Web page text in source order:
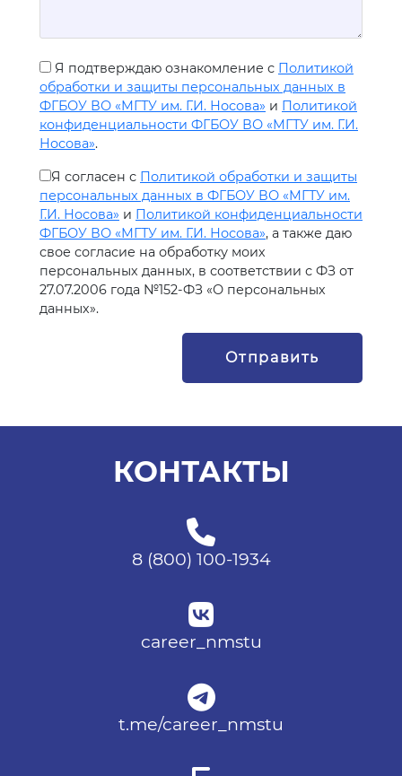
Я подтверждаю ознакомление с Политикой
обработки и защиты персональных данных в
ФГБОУ ВО «МГТУ им. Г.И. Носова» и Политикой
конфиденциальности ФГБОУ ВО «МГТУ им. Г.И.
Носова».
Я согласен с Политикой обработки и защиты
персональных данных в ФГБОУ ВО «МГТУ им.
Г.И. Носова» и Политикой конфиденциальности
ФГБОУ ВО «МГТУ им. Г.И. Носова», а также даю
свое согласие на обработку моих
персональных данных, в соответствии с ФЗ от
27.07.2006 года №152-ФЗ «О персональных
данных».
КОНТАКТЫ
8 (800) 100-1934
career_nmstu
t.me/career_nmstu